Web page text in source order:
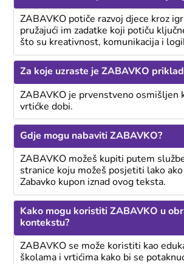
ZABAVKO potiče razvoj djece kroz
pružajući im zadatke koji potiču
što su kreativnost, komunikacija i
Za koje uzraste je ZABAVKO
ZABAVKO je prvenstveno osmišljen
vrtićke dobi.
Gdje mogu nabaviti ZABAVKO?
ZABAVKO možeš kupiti putem
stranice koju možeš posjetiti lako
Zabavko kupon iznad ovog teksta.
Kako mogu koristiti ZABAVKO u
kontekstu?
ZABAVKO se može koristiti kao
školama i vrtićima kako bi se